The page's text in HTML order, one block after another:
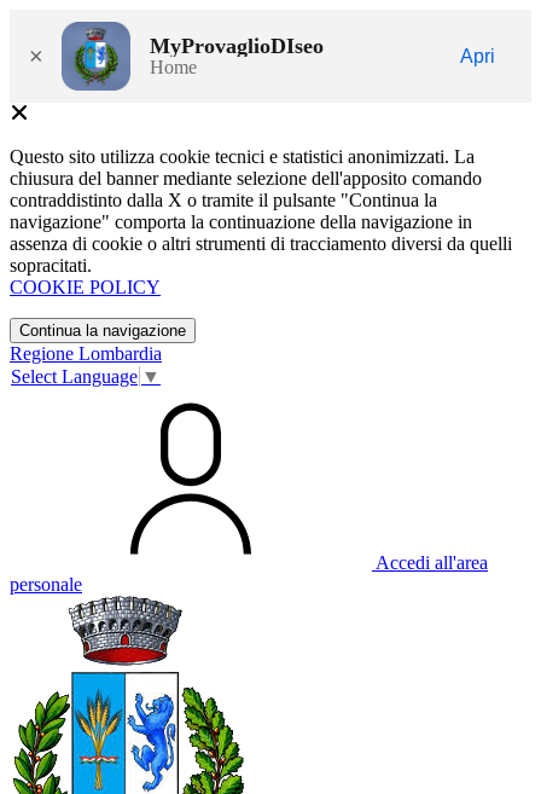
× MyProvaglioDIseo
Home
Apri
Questo sito utilizza cookie tecnici e statistici anonimizzati. La
chiusura del banner mediante selezione dell'apposito comando
contraddistinto dalla X o tramite il pulsante "Continua la
navigazione" comporta la continuazione della navigazione in
assenza di cookie o altri strumenti di tracciamento diversi da quelli
sopracitati.
COOKIE POLICY
Continua la navigazione
Regione Lombardia
Select Language ▼
Accedi all'area
personale